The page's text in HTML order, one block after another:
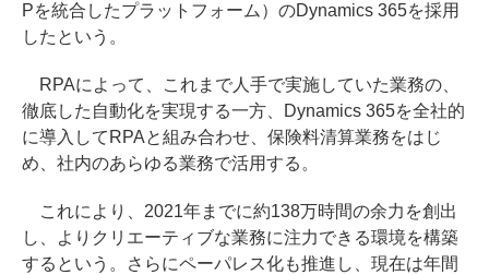
Pを統合したプラットフォーム）のDynamics 365を採用
したという。
RPAによって、これまで人手で実施していた業務の、
徹底した自動化を実現する一方、Dynamics 365を全社的
に導入してRPAと組み合わせ、保険料清算業務をはじ
め、社内のあらゆる業務で活用する。
これにより、2021年までに約138万時間の余力を創出
し、よりクリエーティブな業務に注力できる環境を構築
するという。さらにペーパレス化も推進し、現在は年間